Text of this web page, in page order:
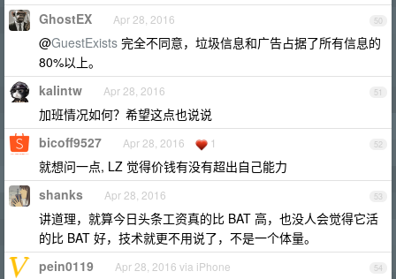
50
GhostEX Apr 28, 2016
@GuestExists 完全不同意，垃圾信息和广告占据了所有信息的
80%以上。
51
kalintw Apr 28, 2016
加班情况如何？希望这点也说说
52
bicoff9527 Apr 28, 2016 1
就想问一点, LZ 觉得价钱有没有超出自己能力
53
shanks Apr 28, 2016
讲道理，就算今日头条工资真的比 BAT 高，也没人会觉得它活
的比 BAT 好，技术就更不用说了，不是一个体量。
54
pein0119 Apr 28, 2016 via iPhone